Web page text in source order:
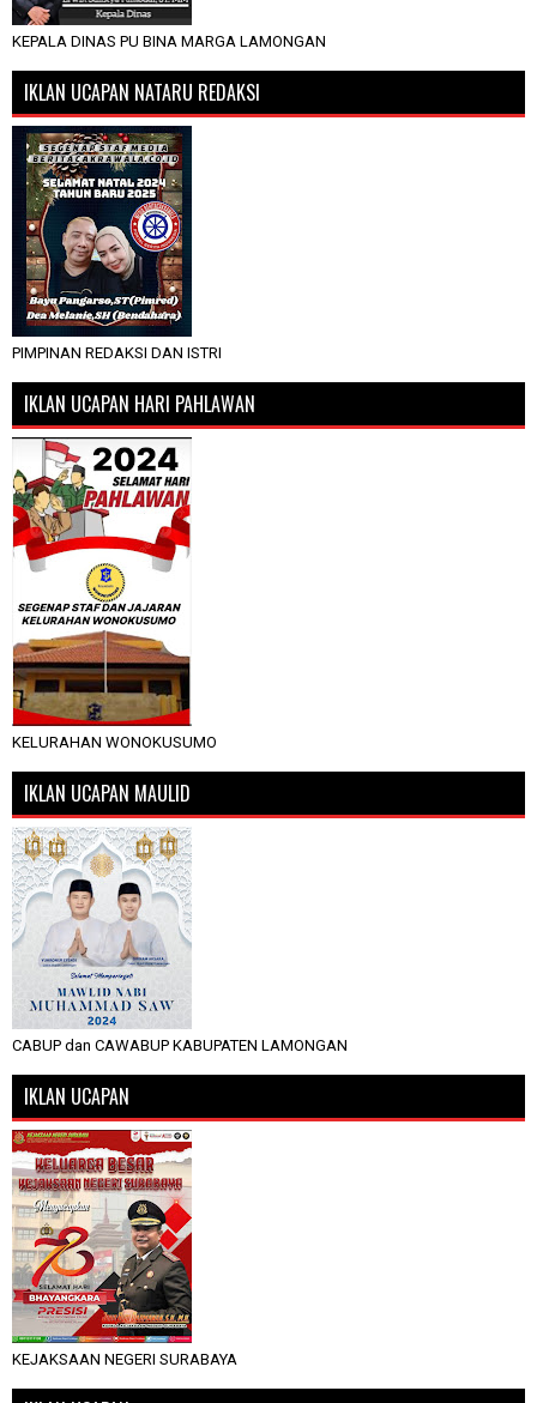
KEPALA DINAS PU BINA MARGA LAMONGAN
IKLAN UCAPAN NATARU REDAKSI
PIMPINAN REDAKSI DAN ISTRI
IKLAN UCAPAN HARI PAHLAWAN
KELURAHAN WONOKUSUMO
IKLAN UCAPAN MAULID
CABUP dan CAWABUP KABUPATEN LAMONGAN
IKLAN UCAPAN
KEJAKSAAN NEGERI SURABAYA